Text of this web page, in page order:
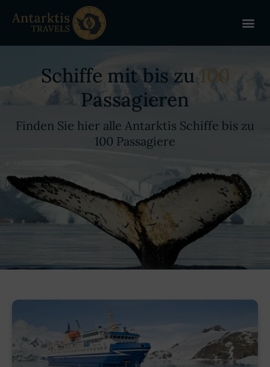
Schiffe mit bis zu 100
Passagieren
Finden Sie hier alle Antarktis Schiffe bis zu
100 Passagiere